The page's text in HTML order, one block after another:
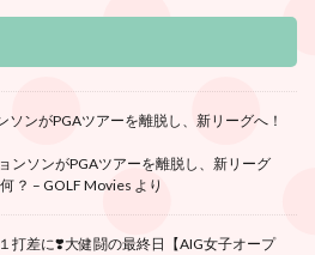
ンがPGAツアーを離脱し、新リーグへ！
ンソンがPGAツアーを離脱し、新リーグ
？ – GOLF Movies より
打差に❣️大健闘の最終日【AIG女子オープ